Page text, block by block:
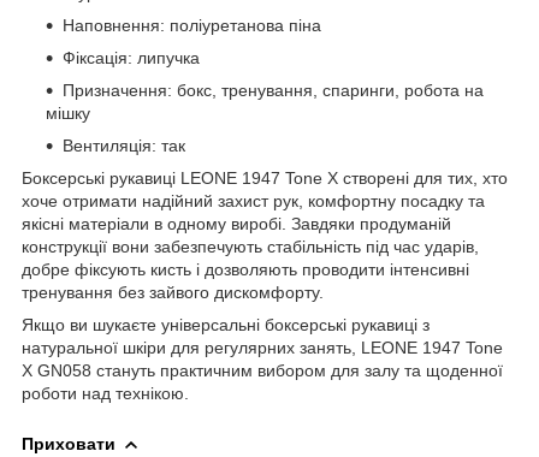
Наповнення: поліуретанова піна
Фіксація: липучка
Призначення: бокс, тренування, спаринги, робота на
мішку
Вентиляція: так
Боксерські рукавиці LEONE 1947 Tone X створені для тих, хто
хоче отримати надійний захист рук, комфортну посадку та
якісні матеріали в одному виробі. Завдяки продуманій
конструкції вони забезпечують стабільність під час ударів,
добре фіксують кисть і дозволяють проводити інтенсивні
тренування без зайвого дискомфорту.
Якщо ви шукаєте універсальні боксерські рукавиці з
натуральної шкіри для регулярних занять, LEONE 1947 Tone
X GN058 стануть практичним вибором для залу та щоденної
роботи над технікою.
Приховати